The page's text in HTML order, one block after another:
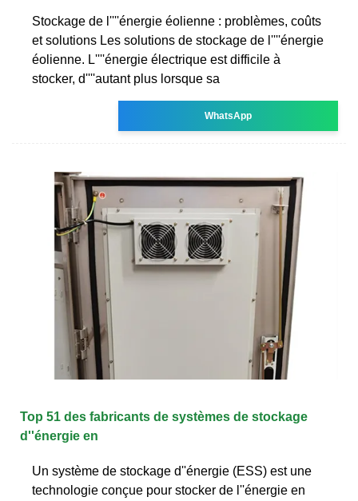
Stockage de l''''énergie éolienne : problèmes, coûts
et solutions Les solutions de stockage de l''''énergie
éolienne. L''''énergie électrique est difficile à
stocker, d''''autant plus lorsque sa
WhatsApp
Top 51 des fabricants de systèmes de stockage
d''énergie en
Un système de stockage d''énergie (ESS) est une
technologie conçue pour stocker de l''énergie en